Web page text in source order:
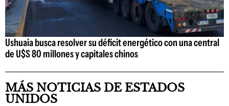
Ushuaia busca resolver su déficit energético con una central
de U$S 80 millones y capitales chinos
MÁS NOTICIAS DE ESTADOS
UNIDOS